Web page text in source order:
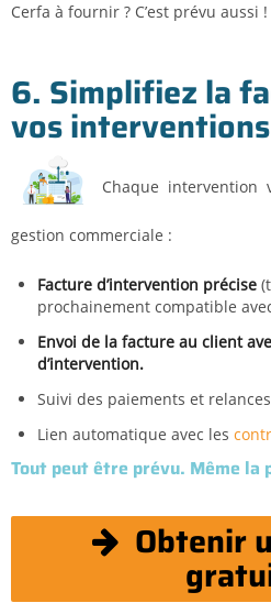
Cerfa à fournir ? C’est prévu aussi !
6. Simplifiez la
vos interventions
Chaque intervention
gestion commerciale :
Facture d’intervention précise
prochainement compatible
Envoi de la facture au client
d’intervention.
Suivi des paiements et
Lien automatique avec les
Tout peut être prévu. Même
Obtenir